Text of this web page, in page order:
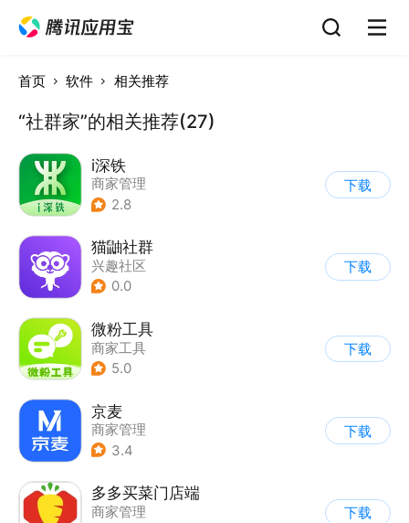
首页 软件 相关推荐
“社群家”的相关推荐(27)
i深铁
商家管理
2.8
下载
猫鼬社群
兴趣社区
0.0
下载
微粉工具
商家工具
5.0
下载
京麦
商家管理
3.4
下载
多多买菜门店端
商家管理
下载